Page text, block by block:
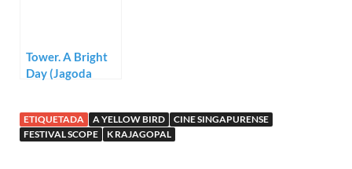
Tower. A Bright
Day (Jagoda
ETIQUETADA A YELLOW BIRD
CINE SINGAPURENSE
FESTIVAL SCOPE
K RAJAGOPAL